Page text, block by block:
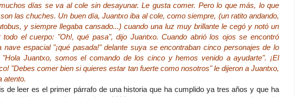
días se va al cole sin desayunar. Le gusta comer. Pero lo que más, lo que
las chuches. Un buen día, Juantxo iba al cole, como siempre, (un ratito andando,
y siempre llegaba cansado...) cuando una luz muy brillante le cegó y notó un
todo el cuerpo: "Oh!, qué pasa", dijo Juantxo. Cuando abrió los ojos se encontró
nave espacial "¡qué pasada!" delante suya se encontraban cinco personajes de lo
"Hola Juantxo, somos el comando de los cinco y hemos venido a ayudarte". ¡El
"Debes comer bien si quieres estar tan fuerte como nosotros" le dijeron a Juantxo,
atento.
de leer es el primer párrafo de una historia que ha cumplido ya tres años y que ha